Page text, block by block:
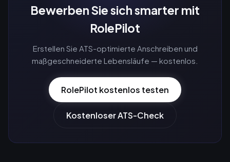
Bewerben Sie sich smarter mit
RolePilot
Erstellen Sie ATS-optimierte Anschreiben und
maßgeschneiderte Lebensläufe — kostenlos.
RolePilot kostenlos testen
Kostenloser ATS-Check